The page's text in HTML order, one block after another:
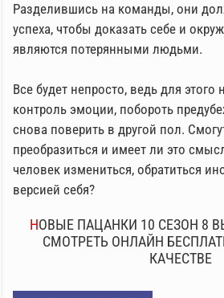
Разделившись на команды, они
успеха, чтобы доказать себе и
являются потерянными людьми.
Все будет непросто, ведь для
контроль эмоции, побороть
снова поверить в другой пол.
преобразиться и имеет ли это
человек измениться, обратиться
версией себя?
НОВЫЕ ПАЦАНКИ 10 СЕЗОН 8 ВЫПУСК 07 05 2026
СМОТРЕТЬ ОНЛАЙН
КАЧЕСТВЕ